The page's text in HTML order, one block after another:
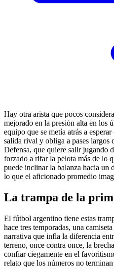
Hay otra arista que pocos
mejorado en la presión alta en los
equipo que se metía atrás a
salida rival y obliga a pases largos
Defensa, que quiere salir jugando
forzado a rifar la pelota más de lo
puede inclinar la balanza hacia un
lo que el aficionado promedio
La trampa de la
El fútbol argentino tiene estas
hace tres temporadas, una
narrativa que infla la diferencia
terreno, once contra once, la
confiar ciegamente en el
relato que los números no